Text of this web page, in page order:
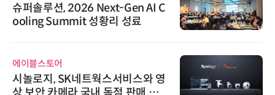
슈퍼솔루션, 2026 Next-Gen AI C
ooling Summit 성황리 성료
에이블스토어
시놀로지, SK네트웍스서비스와 영
상 보안 카메라 국내 독점 판매 파